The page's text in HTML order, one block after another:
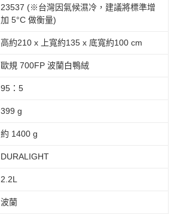
23537 (※台灣因氣候濕冷，建議將標準增
加 5°C 做衡量)
高約210 x 上寬約135 x 底寬約100 cm
歐規 700FP 波蘭白鴨絨
95：5
399 g
約 1400 g
DURALIGHT
2.2L
波蘭